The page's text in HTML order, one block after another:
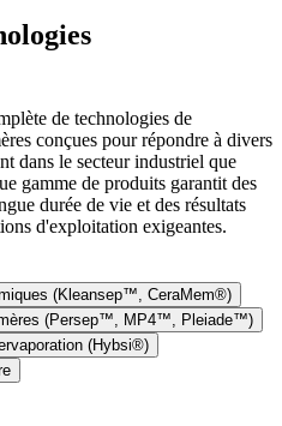
de technologies de
conçues pour répondre à divers
dans le secteur industriel que
gamme de produits garantit des
durée de vie et des résultats
d'exploitation exigeantes.
(Kleansep™, CeraMem®)
(Persep™, MP4™, Pleiade™)
(Hybsi®)